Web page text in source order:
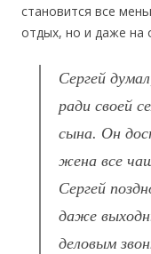
становится все
отдых, но и даже на
Сергей
ради своей
сына. Он
жена все
Сергей
даже
деловым